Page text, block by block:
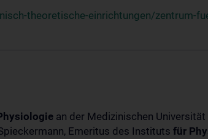
theoretische-einrichtungen/zentrum-
an der Medizinischen
Emeritus des Instituts für